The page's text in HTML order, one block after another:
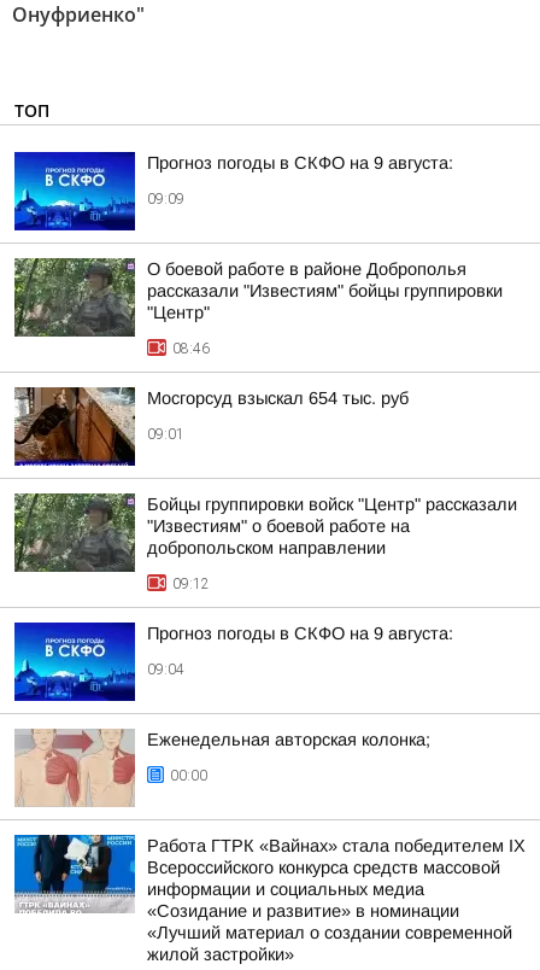
Онуфриенко"
ТОП
Прогноз погоды в СКФО на 9 августа:
09:09
О боевой работе в районе Доброполья
рассказали "Известиям" бойцы группировки
"Центр"
08:46
Мосгорсуд взыскал 654 тыс. руб
09:01
Бойцы группировки войск "Центр" рассказали
"Известиям" о боевой работе на
добропольском направлении
09:12
Прогноз погоды в СКФО на 9 августа:
09:04
Еженедельная авторская колонка;
00:00
Работа ГТРК «Вайнах» стала победителем IX
Всероссийского конкурса средств массовой
информации и социальных медиа
«Созидание и развитие» в номинации
«Лучший материал о создании современной
жилой застройки»